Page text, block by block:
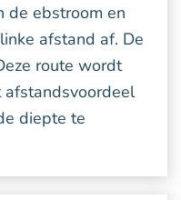
de ebstroom en
afstand af. De
route wordt
afstandsvoordeel
diepte te